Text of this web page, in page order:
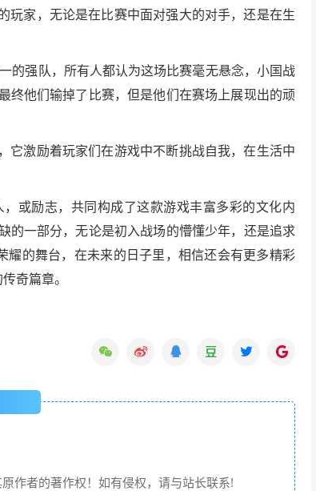
玩家，无论是在比赛中面对强大的对手，还是在生
的强队，所有人都认为这场比赛毫无悬念，小国战
终他们输掉了比赛，但是他们在赛场上展现出的顽
它激励着玩家们在游戏中不断挑战自我，在生活中
或励志，共同构成了这款游戏丰富多彩的文化内
的一部分，无论是初入战场的懵懂少年，还是追求
耀的舞台，在未来的日子里，相信还会有更多精彩
奇篇章。
作者的著作权！如有侵权，请与站长联系!